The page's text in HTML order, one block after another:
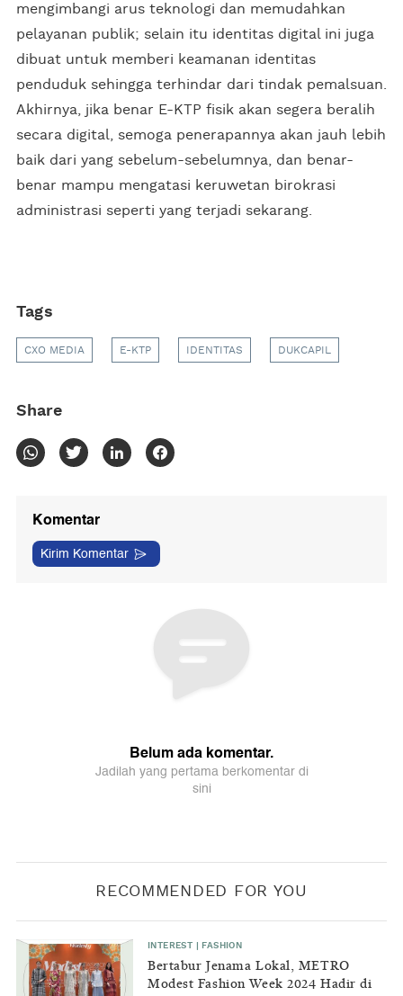
mengimbangi arus teknologi dan memudahkan
pelayanan publik; selain itu identitas digital ini juga
dibuat untuk memberi keamanan identitas
penduduk sehingga terhindar dari tindak pemalsuan.
Akhirnya, jika benar E-KTP fisik akan segera beralih
secara digital, semoga penerapannya akan jauh lebih
baik dari yang sebelum-sebelumnya, dan benar-
benar mampu mengatasi keruwetan birokrasi
administrasi seperti yang terjadi sekarang.
Tags
CXO MEDIA E-KTP IDENTITAS DUKCAPIL
Share
RECOMMENDED FOR YOU
INTEREST FASHION
Bertabur Jenama Lokal, METRO
Modest Fashion Week 2024 Hadir di